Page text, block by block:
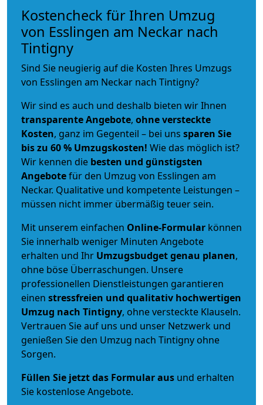
Kostencheck für Ihren Umzug
von Esslingen am Neckar nach
Tintigny
Sind Sie neugierig auf die Kosten Ihres Umzugs
von Esslingen am Neckar nach Tintigny?
Wir sind es auch und deshalb bieten wir Ihnen
transparente Angebote, ohne versteckte
Kosten, ganz im Gegenteil – bei uns sparen Sie
bis zu 60 % Umzugskosten! Wie das möglich ist?
Wir kennen die besten und günstigsten
Angebotefür den Umzug von Esslingen am
Neckar. Qualitative und kompetente Leistungen –
müssen nicht immer übermäßig teuer sein.
Mit unserem einfachen Online-Formular können
Sie innerhalb weniger Minuten Angebote
erhalten und Ihr Umzugsbudgetgenau planen,
ohne böse Überraschungen. Unsere
professionellen Dienstleistungen garantieren
einen stressfreien und qualitativ hochwertigen
Umzug nach Tintigny, ohne versteckte Klauseln.
Vertrauen Sie auf uns und unser Netzwerk und
genießen Sie den Umzug nach Tintigny ohne
Sorgen.
Füllen Sie jetzt das Formular aus und erhalten
Sie kostenlose Angebote.